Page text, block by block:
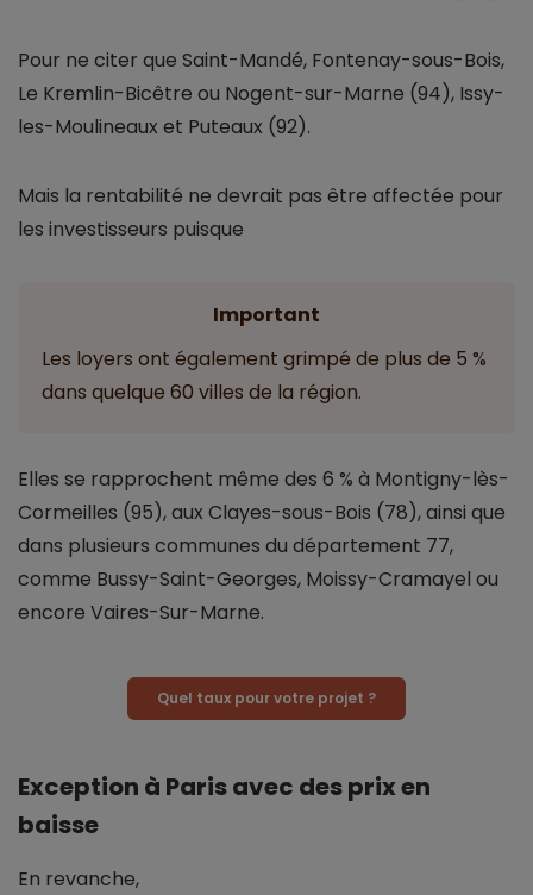
Pour ne citer que Saint-Mandé, Fontenay-sous-Bois,
Le Kremlin-Bicêtre ou Nogent-sur-Marne (94), Issy-
les-Moulineaux et Puteaux (92).
Mais la rentabilité ne devrait pas être affectée pour
les investisseurs puisque
Important
Les loyers ont également grimpé de plus de 5 %
dans quelque 60 villes de la région.
Elles se rapprochent même des 6 % à Montigny-lès-
Cormeilles (95), aux Clayes-sous-Bois (78), ainsi que
dans plusieurs communes du département 77,
comme Bussy-Saint-Georges, Moissy-Cramayel ou
encore Vaires-Sur-Marne.
Quel taux pour votre projet ?
Exception à Paris avec des prix en
baisse
En revanche,